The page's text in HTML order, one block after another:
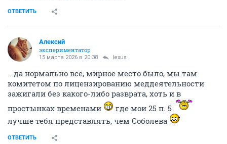
ОТВЕТИТЬ
Алексий
экспериментатор
15 марта 2026 в 20:38 lexus
...да нормально всё, мирное место было, мы там
комитетом по лицензированию меддеятельности
зажигали без какого-либо разврата, хоть и в
простынках временами
где мои 25 п. 5
лучше тебя представлять, чем Соболева
ОТВЕТИТЬ